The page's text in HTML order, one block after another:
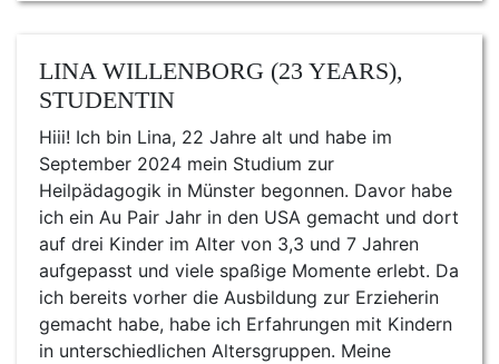
LINA WILLENBORG (23 YEARS),
STUDENTIN
Hiii! Ich bin Lina, 22 Jahre alt und habe im
September 2024 mein Studium zur
Heilpädagogik in Münster begonnen. Davor habe
ich ein Au Pair Jahr in den USA gemacht und dort
auf drei Kinder im Alter von 3,3 und 7 Jahren
aufgepasst und viele spaßige Momente erlebt. Da
ich bereits vorher die Ausbildung zur Erzieherin
gemacht habe, habe ich Erfahrungen mit Kindern
in unterschiedlichen Altersgruppen. Meine